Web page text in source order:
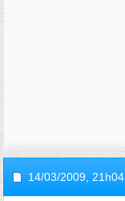
14/03/2009, 21h04